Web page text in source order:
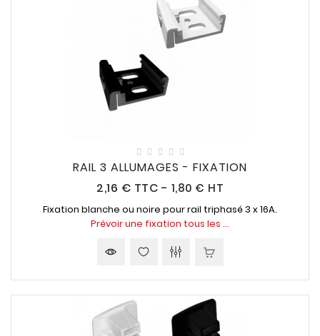
RAIL 3 ALLUMAGES - FIXATION
2,16 € Prix
TTC - 1,80 € HT
Fixation blanche ou noire pour rail triphasé 3 x 16A.
Prévoir une fixation tous les ...